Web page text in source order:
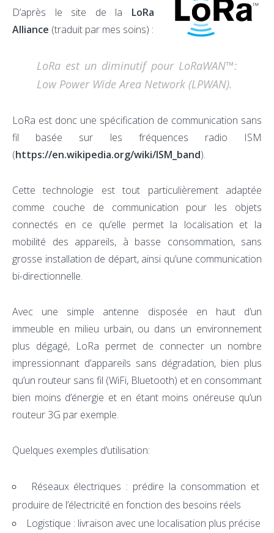
D’après le site de la LoRa
Alliance (traduit par mes soins) :
LoRa est un diminutif pour LoRaWAN™:
Low Power Wide Area Network (LPWAN).
LoRa est donc une spécification de communication sans
fil basée sur les fréquences radio ISM
(https://en.wikipedia.org/wiki/ISM_band).
Cette technologie est tout particulièrement adaptée
comme couche de communication pour les objets
connectés en ce qu’elle permet la localisation et la
mobilité des appareils, à basse consommation, sans
grosse installation de départ, ainsi qu’une communication
bi-directionnelle.
Avec une simple antenne disposée en haut d’un
immeuble en milieu urbain, ou dans un environnement
plus dégagé, LoRa permet de connecter un nombre
impressionnant d’appareils sans dégradation, bien plus
qu’un routeur sans fil (WiFi, Bluetooth) et en consommant
bien moins d’énergie et en étant moins onéreuse qu’un
routeur 3G par exemple.
Quelques exemples d’utilisation:
Réseaux électriques : prédire la consommation et
produire de l’électricité en fonction des besoins réels
Logistique : livraison avec une localisation plus précise